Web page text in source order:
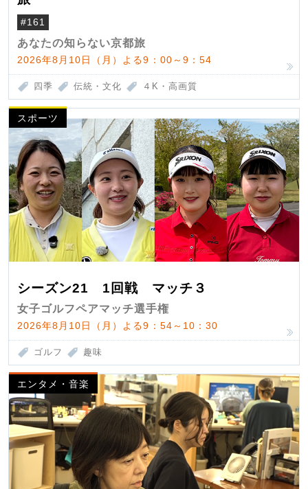
#161
あなたの知らない京都旅
2026年8月10日（月）よる9：00～9：54
四季 伝統・文化 ４K・高画質
スポーツ
シーズン21 1回戦 マッチ３
女子ゴルフペアマッチ選手権
2026年8月10日（月）よる9：54～10：30
ゴルフ 趣味
エンタメ・音楽